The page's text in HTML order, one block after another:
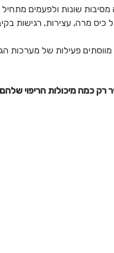
שונות ולפעמים
מרה, עצירות, רגישות
פעילות של מערכות
רק כמה מיכולות הריפוי